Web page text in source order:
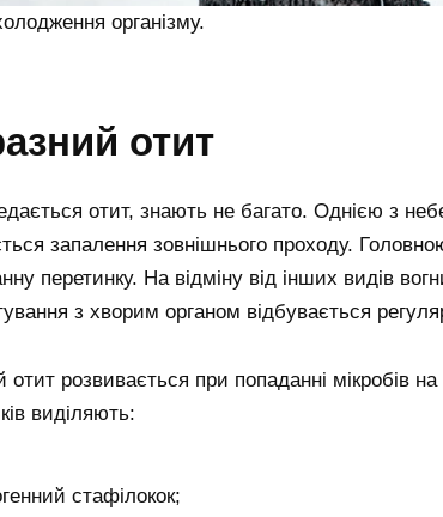
організму.
отит
отит, знають не багато. Однією з
запалення зовнішнього проходу.
перетинку. На відміну від інших видів
з хворим органом відбувається
отит розвивається при попаданні мікробів
виділяють:
стафілокок;